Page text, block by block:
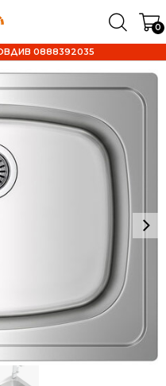
0
0888392035